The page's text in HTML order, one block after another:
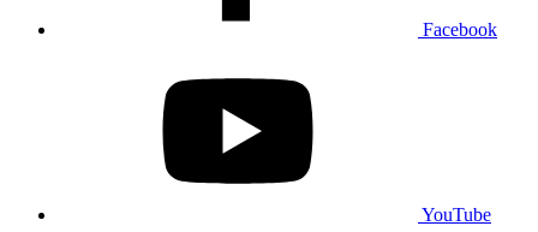
Facebook
YouTube